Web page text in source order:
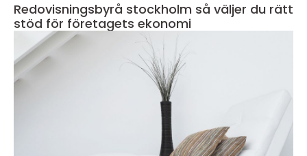
Redovisningsbyrå stockholm så väljer du rätt
stöd för företagets ekonomi